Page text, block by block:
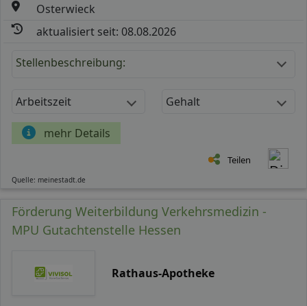
Osterwieck
aktualisiert seit: 08.08.2026
Stellenbeschreibung:
Arbeitszeit Gehalt
mehr Details
Teilen
Quelle: meinestadt.de
Förderung Weiterbildung Verkehrsmedizin -
MPU Gutachtenstelle Hessen
Rathaus-Apotheke